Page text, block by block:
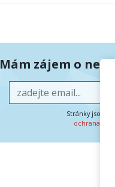
Mám zájem o
Stránky jsou
ochrana